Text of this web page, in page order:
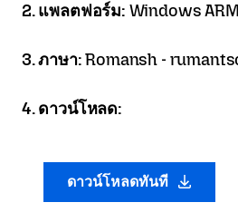
2. แพลตฟอร์ม: Windows
3. ภาษา:Romansh -
4. ดาวน์โหลด:
ดาวน์โหลดทันที